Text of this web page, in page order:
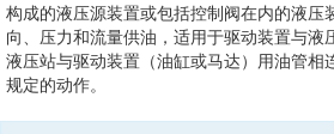
构成的液压源装置或包括控制阀在内的液压
向、压力和流量供油，适用于驱动装置与液
液压站与驱动装置（油缸或马达）用油管相
规定的动作。